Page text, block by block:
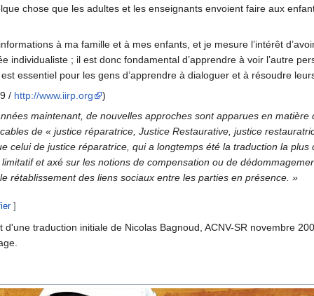
chose que les adultes et les enseignants envoient faire aux
à ma famille et à mes enfants, et je mesure l’intérêt
individualiste ; il est donc fondamental d’apprendre à voir l’autre
essentiel pour les gens d’apprendre à dialoguer et à résoudre
/ http://www.iirp.org
)
maintenant, de nouvelles approches sont apparues en
de « justice réparatrice, Justice Restaurative, justice
celui de justice réparatrice, qui a longtemps été la traduction la plus
et axé sur les notions de compensation ou de
rétablissement des liens sociaux entre les parties en présence. »
]
d'une traduction initiale de Nicolas Bagnoud, ACNV-SR novembre